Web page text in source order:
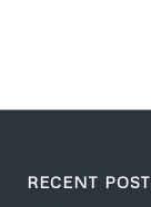
RECENT POST